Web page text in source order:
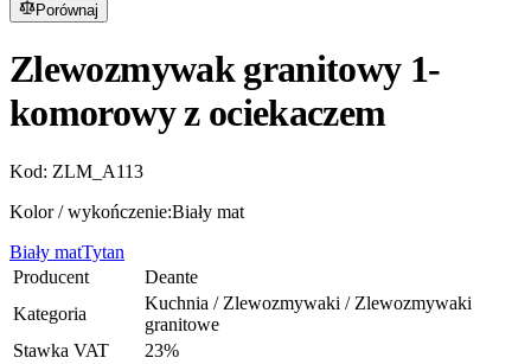
Porównaj
Zlewozmywak granitowy 1-
komorowy z ociekaczem
Kod: ZLM_A113
Kolor / wykończenie:Biały mat
Biały matTytan
Producent
Deante
Kategoria
Kuchnia / Zlewozmywaki / Zlewozmywaki
granitowe
Stawka VAT
23%